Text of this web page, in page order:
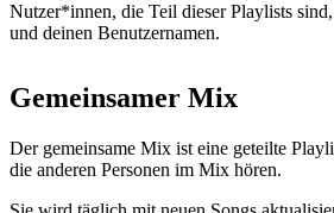
Nutzer*innen, die Teil dieser Playlists
und deinen Benutzernamen.
Gemeinsamer Mix
Der gemeinsame Mix ist eine geteilte
die anderen Personen im Mix hören.